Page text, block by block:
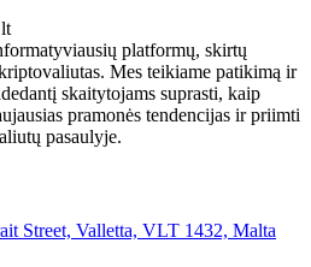
platformų, skirtų
Mes teikiame patikimą ir
skaitytojams suprasti, kaip
pramonės tendencijas ir priimti
pasaulyje.
Street, Valletta, VLT 1432, Malta